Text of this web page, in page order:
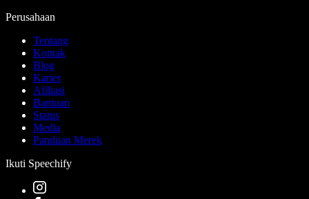
Perusahaan
Tentang
Kontak
Blog
Karier
Afiliasi
Bantuan
Status
Media
Panduan Merek
Ikuti Speechify